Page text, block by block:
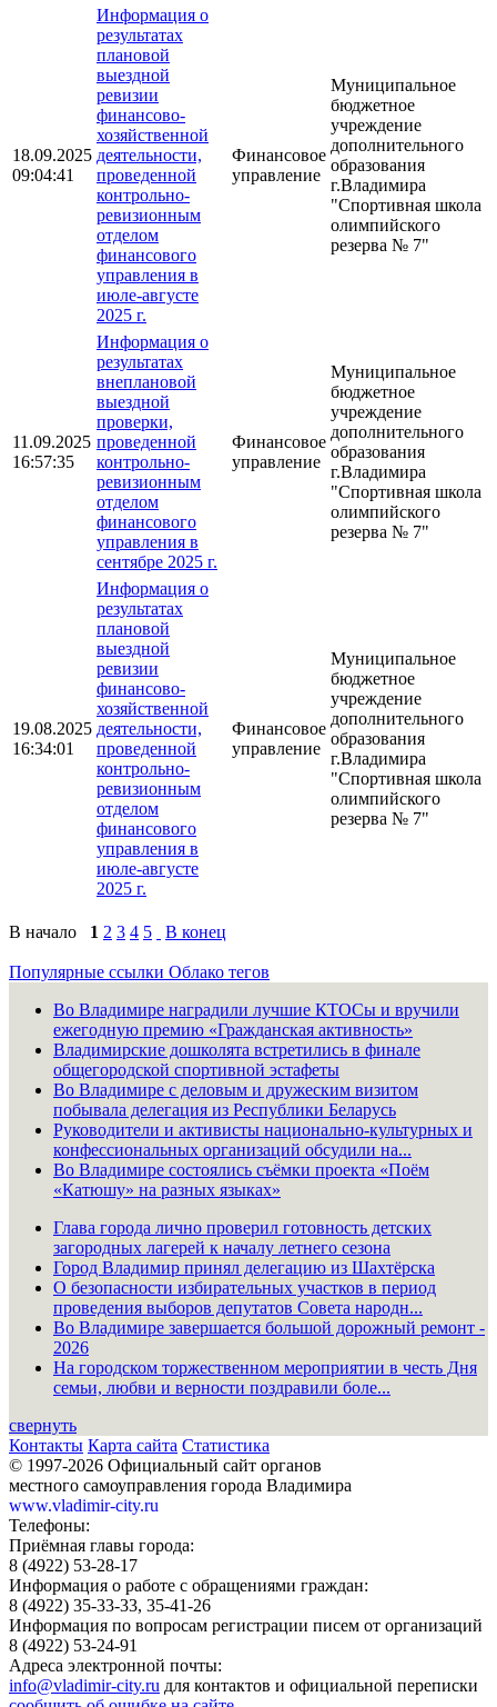
18.09.2025
09:04:41
Информация о
результатах
плановой
выездной
ревизии
финансово-
хозяйственной
деятельности,
проведенной
контрольно-
ревизионным
отделом
финансового
управления в
июле-августе
2025 г.
Финансовое
управление
Муниципальное
бюджетное
учреждение
дополнительного
образования
г.Владимира
"Спортивная школа
олимпийского
резерва № 7"
11.09.2025
16:57:35
Информация о
результатах
внеплановой
выездной
проверки,
проведенной
контрольно-
ревизионным
отделом
финансового
управления в
сентябре 2025 г.
Финансовое
управление
Муниципальное
бюджетное
учреждение
дополнительного
образования
г.Владимира
"Спортивная школа
олимпийского
резерва № 7"
19.08.2025
16:34:01
Информация о
результатах
плановой
выездной
ревизии
финансово-
хозяйственной
деятельности,
проведенной
контрольно-
ревизионным
отделом
финансового
управления в
июле-августе
2025 г.
Финансовое
управление
Муниципальное
бюджетное
учреждение
дополнительного
образования
г.Владимира
"Спортивная школа
олимпийского
резерва № 7"
В начало 1 2 3 4 5 В конец
Популярные ссылки Облако тегов
Во Владимире наградили лучшие КТОСы и вручили
ежегодную премию «Гражданская активность»
Владимирские дошколята встретились в финале
общегородской спортивной эстафеты
Во Владимире с деловым и дружеским визитом
побывала делегация из Республики Беларусь
Руководители и активисты национально-культурных и
конфессиональных организаций обсудили на...
Во Владимире состоялись съёмки проекта «Поём
«Катюшу» на разных языках»
Глава города лично проверил готовность детских
загородных лагерей к началу летнего сезона
Город Владимир принял делегацию из Шахтёрска
О безопасности избирательных участков в период
проведения выборов депутатов Совета народн...
Во Владимире завершается большой дорожный ремонт -
2026
На городском торжественном мероприятии в честь Дня
семьи, любви и верности поздравили боле...
свернуть
Контакты Карта сайта Статистика
© 1997-2026 Официальный сайт органов
местного самоуправления города Владимира
www.vladimir-city.ru
Телефоны:
Приёмная главы города:
8 (4922) 53-28-17
Информация о работе с обращениями граждан:
8 (4922) 35-33-33, 35-41-26
Информация по вопросам регистрации писем от организаций
8 (4922) 53-24-91
Адреса электронной почты:
info@vladimir-city.ru для контактов и официальной переписки